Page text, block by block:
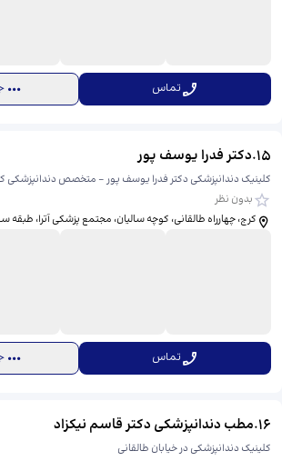
تماس
15
.دکتر فدرا یوسف پور
کلینیک دندانپزشکی دکتر فدرا یوسف پور - متخصص دندانپزشکی
بدون نظر
کرج، چهارراه طالقانی، کوچه سالیان، مجتمع پزشکی آترا، طبقه
تماس
16
.مطب دندانپزشکی دکتر قاسم نیکزاد
کلینیک دندانپزشکی در خیابان طالقانی